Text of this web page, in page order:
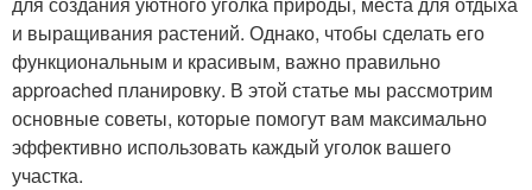
и выращивания растений. Однако, чтобы сделать его
функциональным и красивым, важно правильно
approached планировку. В этой статье мы рассмотрим
основные советы, которые помогут вам максимально
эффективно использовать каждый уголок вашего
участка.